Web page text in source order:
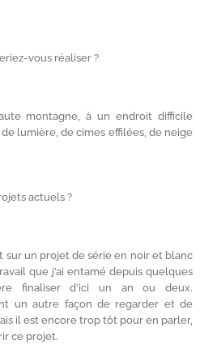
vous réaliser ?
montagne, à un endroit difficile
de lumière, de cimes effilées, de neige
actuels ?
un projet de série en noir et blanc
que j’ai entamé depuis quelques
finaliser d’ici un an ou deux.
un autre façon de regarder et de
il est encore trop tôt pour en parler,
ce projet.